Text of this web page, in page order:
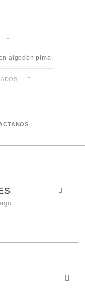
algodón pima.